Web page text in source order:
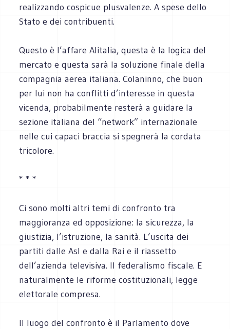
realizzando cospicue plusvalenze. A spese dello
Stato e dei contribuenti.
Questo è l’affare Alitalia, questa è la logica del
mercato e questa sarà la soluzione finale della
compagnia aerea italiana. Colaninno, che buon
per lui non ha conflitti d’interesse in questa
vicenda, probabilmente resterà a guidare la
sezione italiana del “network” internazionale
nelle cui capaci braccia si spegnerà la cordata
tricolore.
* * *
Ci sono molti altri temi di confronto tra
maggioranza ed opposizione: la sicurezza, la
giustizia, l’istruzione, la sanità. L’uscita dei
partiti dalle Asl e dalla Rai e il riassetto
dell’azienda televisiva. Il federalismo fiscale. E
naturalmente le riforme costituzionali, legge
elettorale compresa.
Il luogo del confronto è il Parlamento dove